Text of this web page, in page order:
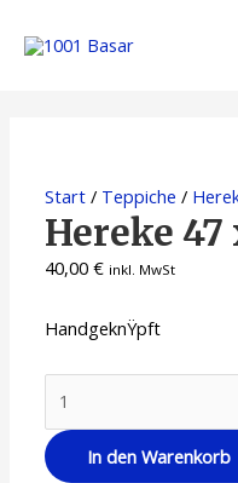
Inhalt
Start / Teppiche /
Hereke 47
40,00€ inkl. MwSt
HandgeknŸpft
47
x
62
In den Warenkorb